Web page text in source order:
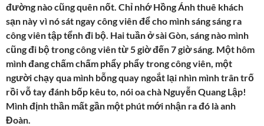
đường nào cũng quên nốt. Chỉ nhớ Hồng Ánh thuê khách
sạn này vì nó sát ngay công viên để cho mình sáng sáng ra
công viên tập tểnh đi bộ. Hai tuần ở sài Gòn, sáng nào mình
cũng đi bộ trong công viên từ 5 giờ đến 7 giờ sáng. Một hôm
mình đang chấm chấm phẩy phẩy trong công viên, một
người chạy qua mình bỗng quay ngoắt lại nhìn mình trân trố
rồi vỗ tay đánh bốp kêu to, nói oa chà Nguyễn Quang Lập!
Mình định thần mất gần một phút mới nhận ra đó là anh
Đoàn.